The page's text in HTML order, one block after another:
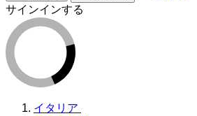
サインインする
イタリア